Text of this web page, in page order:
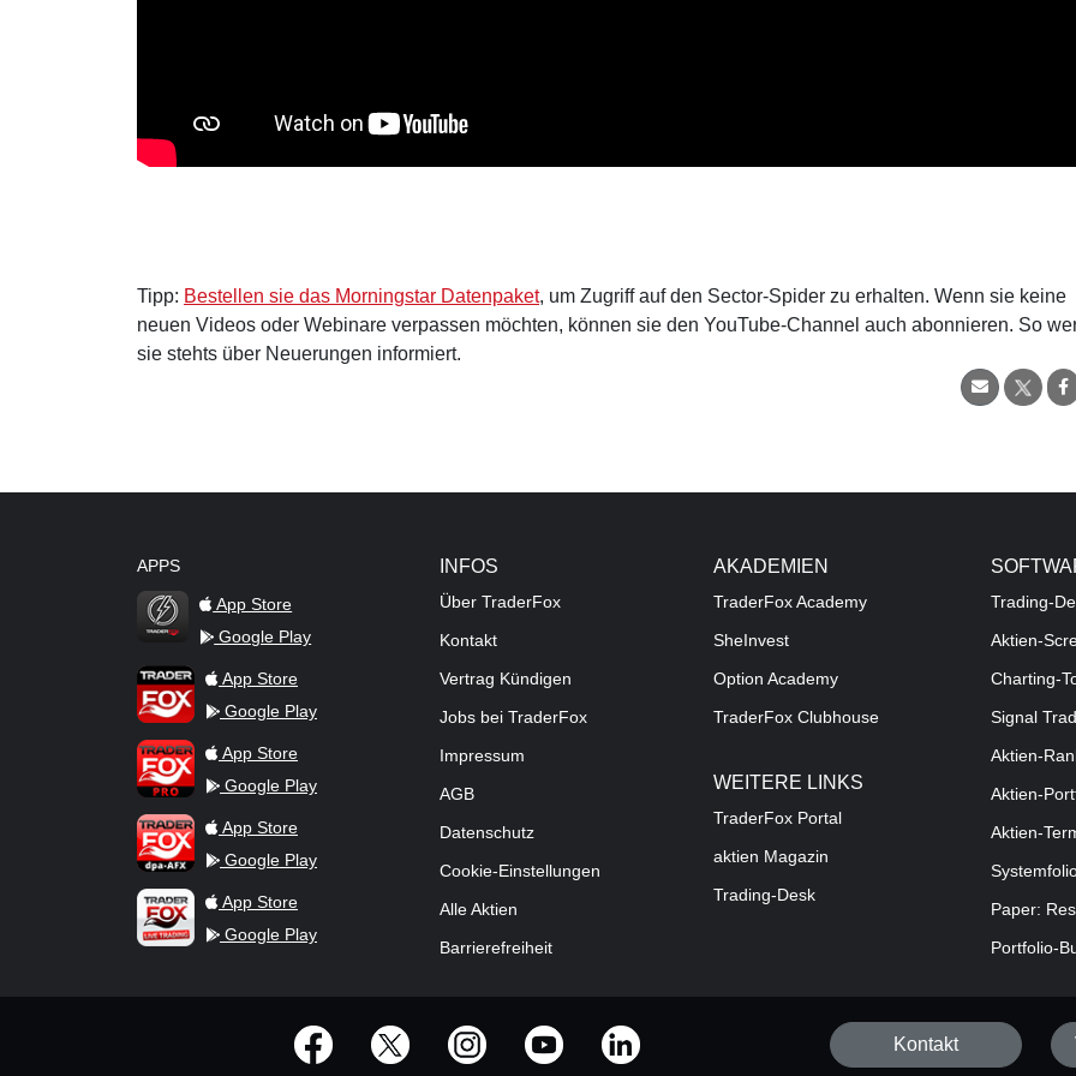
Tipp: Bestellen sie das Morningstar Datenpaket, um Zugriff auf den Sector-Spider zu erhalten. Wenn sie keine
neuen Videos oder Webinare verpassen möchten, können sie den YouTube-Channel auch abonnieren. So
sie stehts über Neuerungen informiert.
APPS
TraderFox Flash
App Store
Google Play
TraderFox AppApp Store
Google Play
TraderFox ProApp Store
Google Play
TraderFox dpa-AFX ProFeed
App Store
Google Play
TraderFox Live Trading
App Store
Google Play
INFOS
Über TraderFox
Kontakt
Vertrag Kündigen
Jobs bei TraderFox
Impressum
AGB
Datenschutz
Cookie-Einstellungen
Alle Aktien
Barrierefreiheit
AKADEMIEN
TraderFox Academy
SheInvest
Option Academy
TraderFox Clubhouse
WEITERE LINKS
TraderFox Portal
aktien Magazin
Trading-Desk
Trading-
Aktien-
Charting-
Signal
Aktien-
Aktien-
Aktien-
Paper:
Portfolio-
offizielle Social Media-Accounts
Kontakt